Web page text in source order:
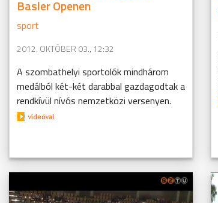
Basler Openen
sport
2012. OKTÓBER 03., 12:32
A szombathelyi sportolók mindhárom
medálból két-két darabbal gazdagodtak a
rendkívül nívós nemzetközi versenyen.